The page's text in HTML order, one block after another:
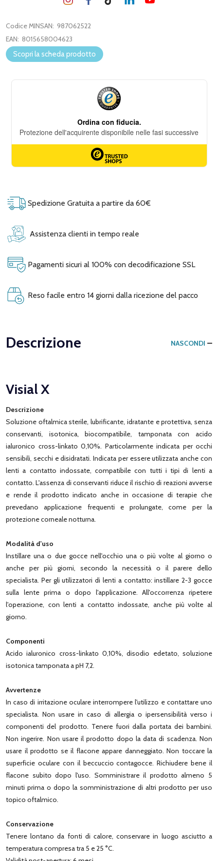
Codice MINSAN: 987062522
EAN: 8015658004623
Scopri la scheda prodotto
Spedizione Gratuita a partire da 60€
Assistenza clienti in tempo reale
Pagamenti sicuri al 100% con decodificazione SSL
Reso facile entro 14 giorni dalla ricezione del pacco
Descrizione NASCONDI
Visial X
Descrizione
Soluzione oftalmica sterile, lubrificante, idratante e protettiva, senza
conservanti, isotonica, biocompatibile, tamponata con acido
ialuronico cross-linkato 0,10%. Particolarmente indicata per occhi
sensibili, secchi e disidratati. Indicata per essere utilizzata anche con
lenti a contatto indossate, compatibile con tutti i tipi di lenti a
contatto. L'assenza di conservanti riduce il rischio di reazioni avverse
e rende il prodotto indicato anche in occasione di terapie che
prevedano applicazione frequenti e prolungate, come per la
protezione corneale notturna.
Modalità d'uso
Instillare una o due gocce nell'occhio una o più volte al giorno o
anche per più giorni, secondo la necessità o il parere dello
specialista. Per gli utilizzatori di lenti a contatto: instillare 2-3 gocce
sulla lente prima o dopo l'applicazione. All'occorrenza ripetere
l'operazione, con lenti a contatto indossate, anche più volte al
giorno.
Componenti
Acido ialuronico cross-linkato 0,10%, disodio edetato, soluzione
isotonica tamponata a pH 7,2.
Avvertenze
In caso di irritazione oculare interrompere l'utilizzo e contattare uno
specialista. Non usare in caso di allergia o ipersensibilità verso i
componenti del prodotto. Tenere fuori dalla portata dei bambini.
Non ingerire. Non usare il prodotto dopo la data di scadenza. Non
usare il prodotto se il flacone appare danneggiato. Non toccare la
superficie oculare con il beccuccio contagocce. Richiudere bene il
flacone subito dopo l'uso. Somministrare il prodotto almeno 5
minuti prima o dopo la somministrazione di altri prodotto per uso
topico oftalmico.
Conservazione
Tenere lontano da fonti di calore, conservare in luogo asciutto a
temperatura compresa tra 5 e 25 °C.